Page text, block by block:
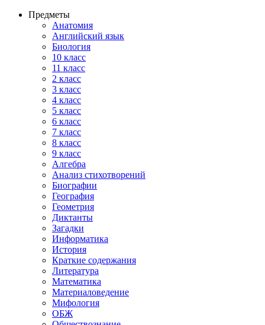
Предметы
Анатомия
Английский язык
Биология
10 класс
11 класс
2 класс
3 класс
4 класс
5 класс
6 класс
7 класс
8 класс
9 класс
Алгебра
Анализ стихотворений
Биографии
География
Геометрия
Диктанты
Загадки
Информатика
История
Краткие содержания
Литература
Математика
Материаловедение
Мифология
ОБЖ